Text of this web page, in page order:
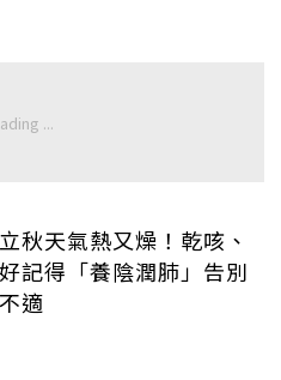
秋天氣熱又燥！乾咳、
記得「養陰潤肺」告別
適